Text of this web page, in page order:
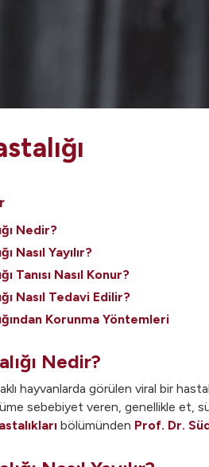
Nedir?
Nasıl Yayılır?
Tanısı Nasıl Konur?
Nasıl Tedavi Edilir?
Korunma Yöntemleri
Nedir?
hayvanlarda görülen viral bir
sebebiyet veren, genellikle et,
bölümünden Prof. Dr.